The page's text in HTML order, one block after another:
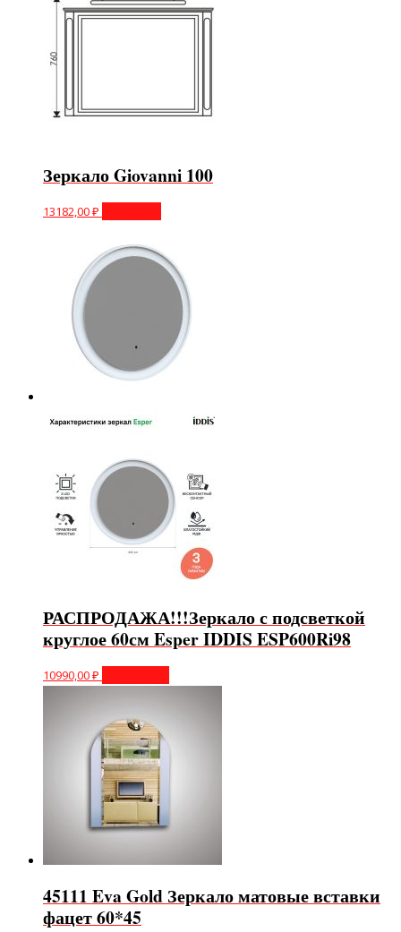
Зеркало Giovanni 100
13182,00₽
РАСПРОДАЖА!!!Зеркало с подсветкой
круглое 60см Esper IDDIS ESP600Ri98
10990,00₽
45111 Eva Gold Зеркало матовые вставки
фацет 60*45